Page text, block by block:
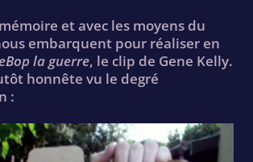
et avec les moyens du
embarquent pour réaliser en
la guerre, le clip de Gene Kelly.
honnête vu le degré
: